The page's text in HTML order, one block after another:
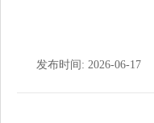
发布时间: 2026-06-17